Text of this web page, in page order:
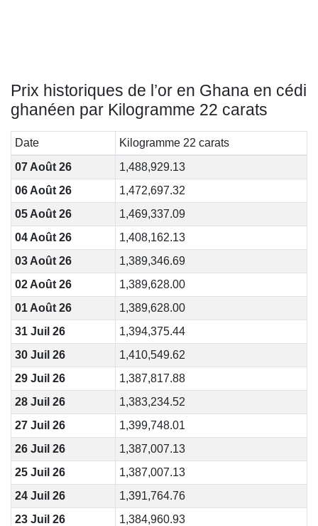
Prix historiques de l’or en Ghana en cédi
ghanéen par Kilogramme 22 carats
Date
Kilogramme 22 carats
07 Août 26
1,488,929.13
06 Août 26
1,472,697.32
05 Août 26
1,469,337.09
04 Août 26
1,408,162.13
03 Août 26
1,389,346.69
02 Août 26
1,389,628.00
01 Août 26
1,389,628.00
31 Juil 26
1,394,375.44
30 Juil 26
1,410,549.62
29 Juil 26
1,387,817.88
28 Juil 26
1,383,234.52
27 Juil 26
1,399,748.01
26 Juil 26
1,387,007.13
25 Juil 26
1,387,007.13
24 Juil 26
1,391,764.76
23 Juil 26
1,384,960.93